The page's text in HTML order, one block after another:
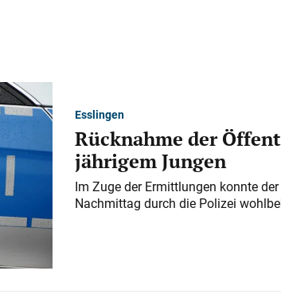
Esslingen
Rücknahme der
jährigem Jungen
Im Zuge der Ermittlungen konnte
Nachmittag durch die Polizei